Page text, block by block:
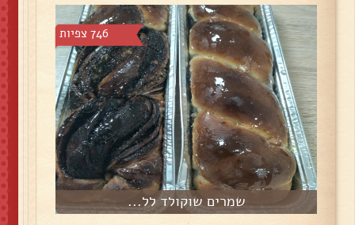
746 צפיות
שמרים שוקולד לל...